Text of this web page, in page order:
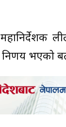
निर्णय भएको